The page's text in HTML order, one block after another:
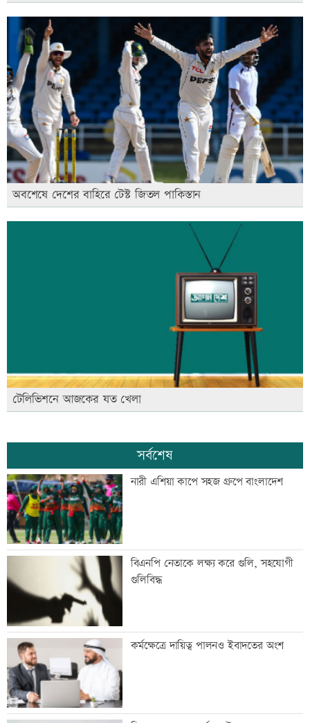
অবশেষে দেশের বাহিরে টেস্ট জিতল পাকিস্তান
টেলিভিশনে আজকের যত খেলা
সর্বশেষ
নারী এশিয়া কাপে সহজ গ্রুপে বাংলাদেশ
বিএনপি নেতাকে লক্ষ্য করে গুলি, সহযোগী
গুলিবিদ্ধ
কর্মক্ষেত্রে দায়িত্ব পালনও ইবাদতের অংশ